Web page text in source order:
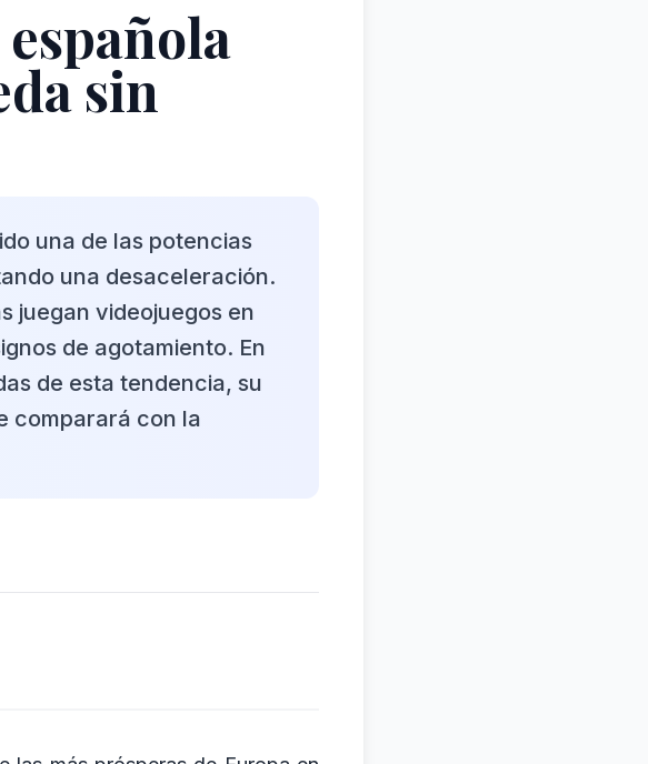
sin
una de las potencias
una desaceleración.
juegan videojuegos en
de agotamiento. En
de esta tendencia, su
comparará con la